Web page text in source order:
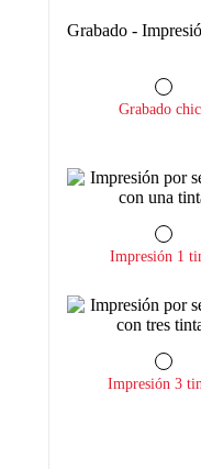
Grabado -
Grabado
Impresión 1
Impresión 3